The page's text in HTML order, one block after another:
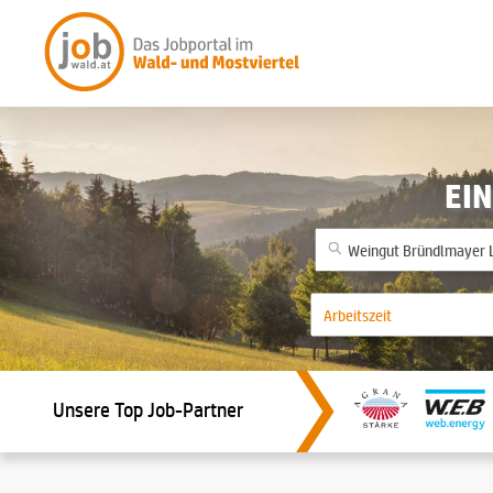
Unsere Top Job-Partner